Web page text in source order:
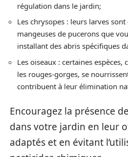
régulation dans le jardin;
Les chrysopes : leurs larves
mangeuses de pucerons que
installant des abris spécifiques
Les oiseaux : certaines espèces,
les rouges-gorges, se
contribuent à leur élimination
Encouragez la présence
dans votre jardin en leur
adaptés et en évitant